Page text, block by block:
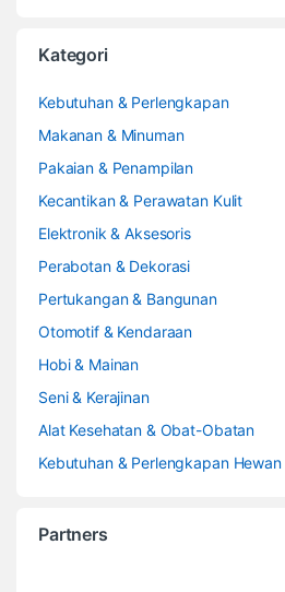
Kategori
Kebutuhan & Perlengkapan
Makanan & Minuman
Pakaian & Penampilan
Kecantikan & Perawatan Kulit
Elektronik & Aksesoris
Perabotan & Dekorasi
Pertukangan & Bangunan
Otomotif & Kendaraan
Hobi & Mainan
Seni & Kerajinan
Alat Kesehatan & Obat-Obatan
Kebutuhan & Perlengkapan Hewan
Partners